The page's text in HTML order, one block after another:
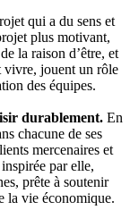
qui a du sens et
plus motivant,
la raison d’être, et
vivre, jouent un rôle
des équipes.
durablement. En
chacune de ses
mercenaires et
par elle,
prête à soutenir
la vie économique.